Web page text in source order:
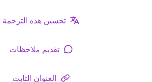
تحسين هذه الترجمة
تقديم ملاحظات
العنوان الثابت